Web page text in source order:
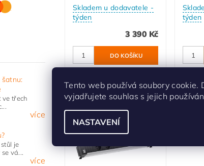
šatnu:
třech
více
je
vá...
více
Skladem u dodavatele -
týden
3 390 Kč
týden
Tento web používá soubory
vyjadřujete souhlas s jejich
NASTAVENÍ